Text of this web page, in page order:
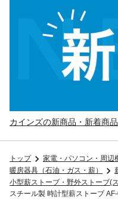
カインズの新商品・新着商品
トップ 家電・パソコン・周辺
暖房器具（石油・ガス・薪）
小型薪ストーブ・野外ストーブ(
スチール製 時計型薪ストーブ